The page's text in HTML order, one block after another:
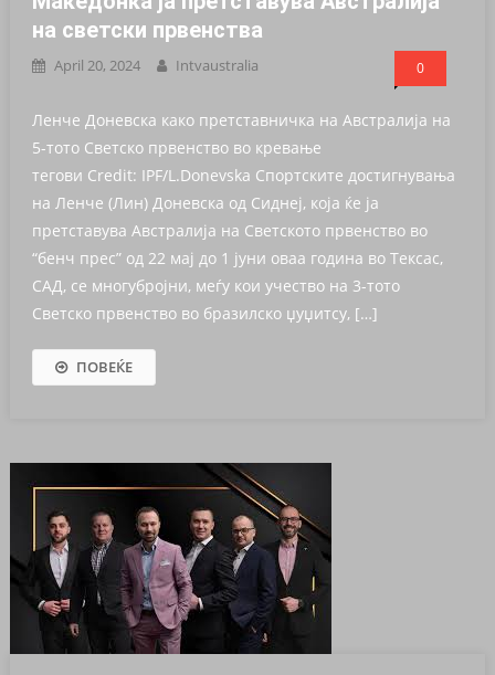
на светски првенства
April 20, 2024 Intvaustralia 0
Ленче Доневска како претставничка на Австралија на
5-тото Светско првенство во кревање
тегови Credit: IPF/L.Donevska Спортските достигнувања
на Ленче (Лин) Доневска од Сиднеј, која ќе ја
претставува Австралија на Светското првенство во
“бенч прес” од 22 мај до 1 јуни оваа година во Тексас,
САД, се многубројни, меѓу кои учество на 3-тото
Светско првенство во бразилско џуџитсу, […]
ПОВЕЌЕ